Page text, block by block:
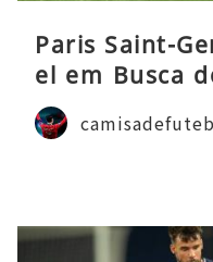
Paris Saint-
el em Busca
ecutivo da Liga